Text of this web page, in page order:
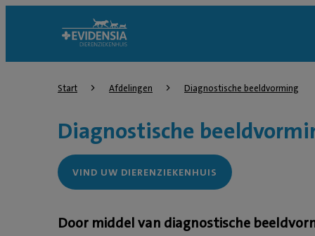
Start Afdelingen Diagnostische beeldvorming
Diagnostische
VIND UW DIERENZIEKENHUIS
Door middel van diagnostische